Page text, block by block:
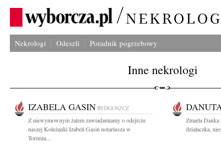
Nekrologi Odeszli Poradnik pogrzebowy
Inne nekrologi
IZABELA GASIN BYDGOSZCZ
Z niewymownym żalem zawiadamiamy o odejściu
naszej Koleżanki Izabeli Gasin notariusza w
Toruniu...
Zmarła
działaczka,